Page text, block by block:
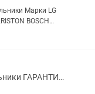
LG
Продам холодильники ГАРАНТИЯ +ДОСТАВКА по городу БЕСПЛАТНО